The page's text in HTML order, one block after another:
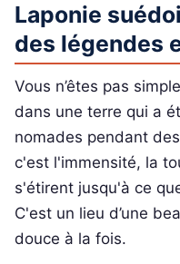
Laponie
des légendes
Vous n’êtes pas
dans une terre qui a
nomades pendant
c'est l'immensité, la
s'étirent jusqu'à ce
C'est un lieu d’une
douce à la fois.